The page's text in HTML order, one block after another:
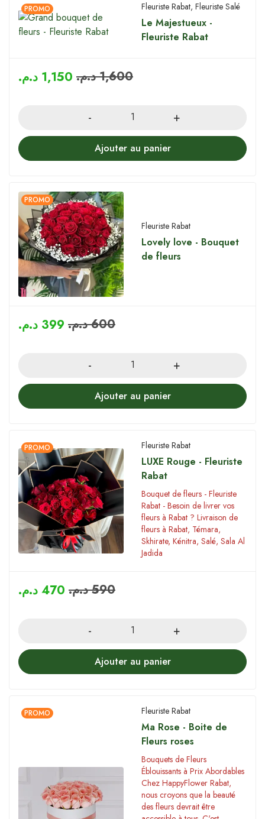
PROMO Fleuriste Rabat, Fleuriste Salé
Le Majestueux -
Fleuriste Rabat
1,600 د.م. 1,150 د.م.
Ajouter au panier
PROMO
Fleuriste Rabat
Lovely love - Bouquet
de fleurs
600 د.م. 399 د.م.
Ajouter au panier
PROMO Fleuriste Rabat
LUXE Rouge - Fleuriste
Rabat
Bouquet de fleurs - Fleuriste
Rabat - Besoin de livrer vos
fleurs à Rabat ? Livraison de
fleurs à Rabat, Témara,
Skhirate, Kénitra, Salé, Sala Al
Jadida
590 د.م. 470 د.م.
Ajouter au panier
PROMO Fleuriste Rabat
Ma Rose - Boite de
Fleurs roses
Bouquets de Fleurs
Éblouissants à Prix Abordables
Chez HappyFlower Rabat,
nous croyons que la beauté
des fleurs devrait être